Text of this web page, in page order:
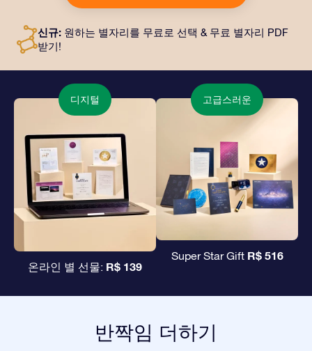
다. OSR Gift Pack은 친구나 사랑하는 사람에게 영원히
신규: 원하는 별자리를 무료로 선택 & 무료 별자리 PDF
받기!
디지털
온라인 별 선물: R$ 139
고급스러운
Super Star Gift R$ 516
반짝임 더하기